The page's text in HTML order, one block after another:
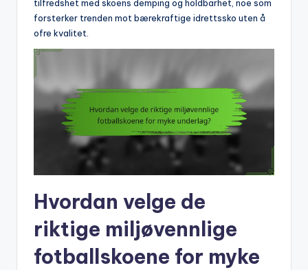
tilfredshet med skoens demping og holdbarhet, noe som
forsterker trenden mot bærekraftige idrettssko uten å
ofre kvalitet.
Hvordan velge de
riktige miljøvennlige
fotballskoene for myke